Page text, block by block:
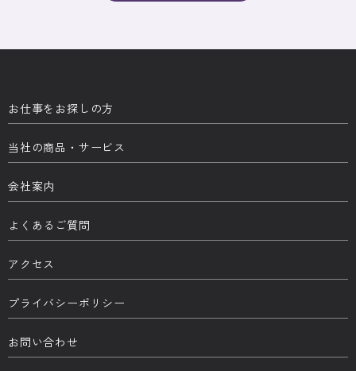
お仕事をお探しの方
当社の商品・サービス
会社案内
よくあるご質問
アクセス
プライバシーポリシー
お問い合わせ